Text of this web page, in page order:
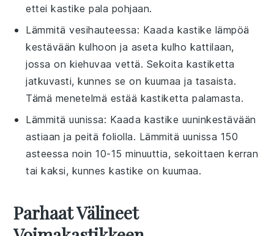
ettei kastike pala pohjaan.
Lämmitävesihauteessa: Kaada kastike lämpöä
kestävään kulhoon ja aseta kulho kattilaan,
jossa on kiehuvaa vettä. Sekoita kastiketta
jatkuvasti, kunnes se on kuumaa ja tasaista.
Tämä menetelmä estää kastiketta palamasta.
Lämmitäuunissa: Kaada kastike uuninkestävään
astiaan ja peitä foliolla. Lämmitä uunissa 150
asteessa noin 10-15 minuuttia, sekoittaen kerran
tai kaksi, kunnes kastike on kuumaa.
Parhaat Välineet